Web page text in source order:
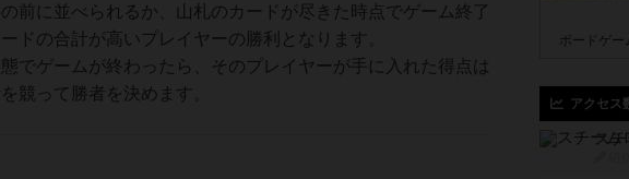
前に並べられるか、山札のカードが尽きた時点でゲーム終了
ドの合計が高いプレイヤーの勝利となります。
でゲームが終わったら、そのプレイヤーが手に入れた得点は
競って勝者を決めます。
ボードゲ
アクセス
ス